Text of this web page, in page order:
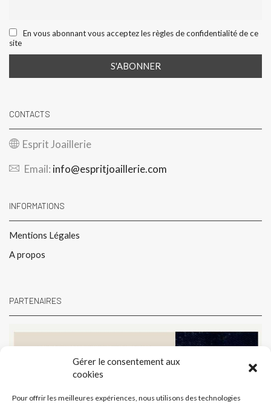
Gérer le consentement aux
cookies
Pour offrir les meilleures expériences, nous utilisons des technologies
En vous abonnant vous acceptez les règles de confidentialité de ce
site
CONTACTS
Esprit Joaillerie
Email: info@espritjoaillerie.com
INFORMATIONS
Mentions Légales
A propos
PARTENAIRES